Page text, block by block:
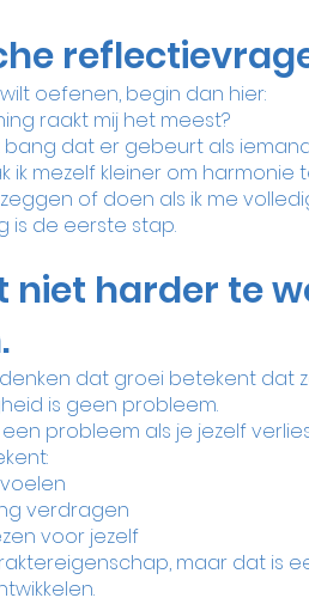
oefenen, begin dan hier:
raakt mij het meest?
bang dat er gebeurt als
ik mezelf kleiner om harmonie
of doen als ik me
is de eerste stap.
niet harder te
dat groei betekent dat
is geen probleem.
probleem als je jezelf
verdragen
voor jezelf
maar dat is